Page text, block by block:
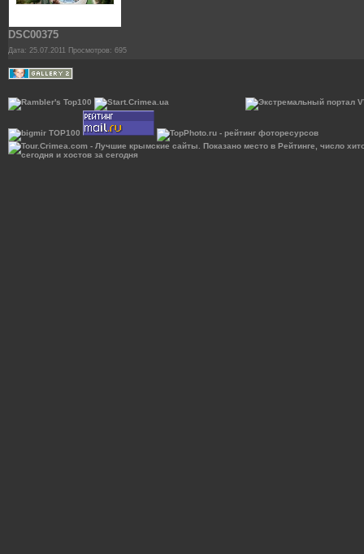
DSC00375
Дата: 25.07.2011 Просмотров: 695